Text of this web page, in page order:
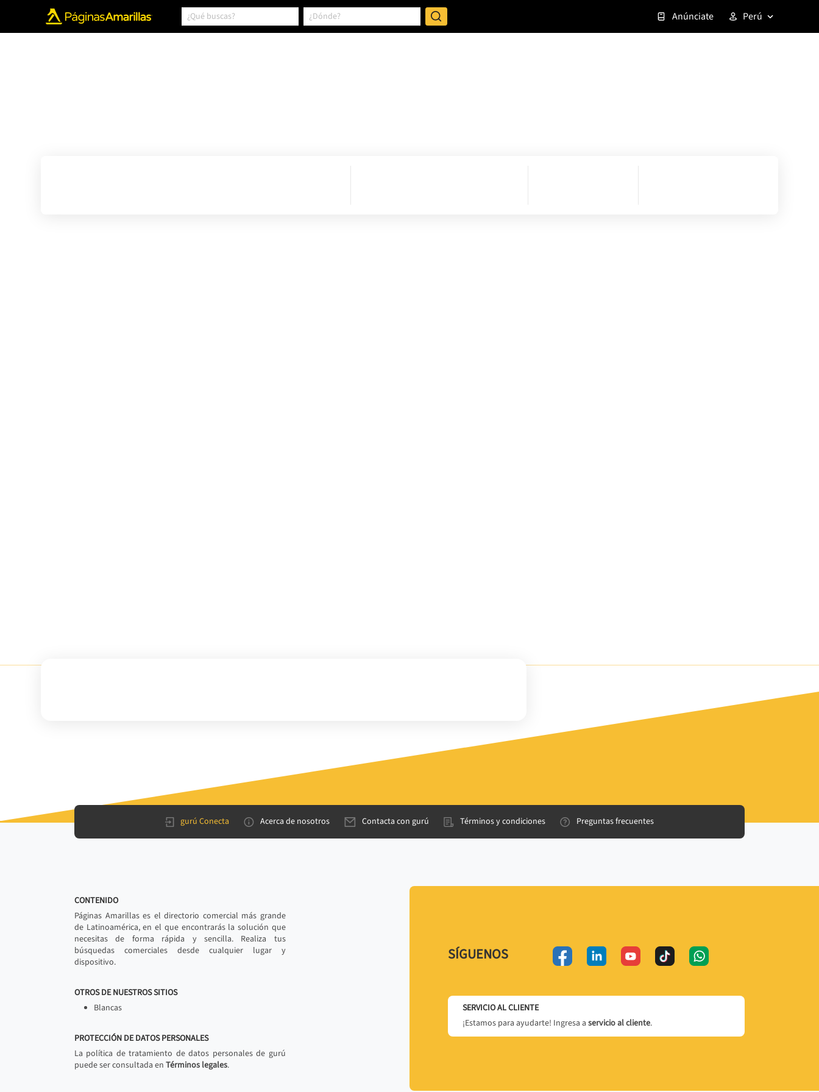
Anúnciate Perú
gurú Conecta Acerca de nosotros Contacta con gurú Términos y condiciones Preguntas frecuentes
CONTENIDO
Páginas Amarillas es el directorio comercial más grande
de Latinoamérica, en el que encontrarás la solución que
necesitas de forma rápida y sencilla. Realiza tus
búsquedas comerciales desde cualquier lugar y
dispositivo.
OTROS DE NUESTROS SITIOS
Blancas
PROTECCIÓN DE DATOS PERSONALES
La política de tratamiento de datos personales de gurú
puede ser consultada en Términos legales.
SÍGUENOS
SERVICIO AL CLIENTE
¡Estamos para ayudarte! Ingresa a servicio al cliente.